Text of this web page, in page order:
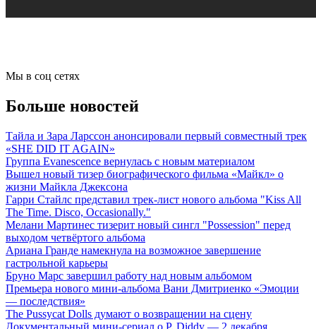
Мы в соц сетях
Больше новостей
Тайла и Зара Ларссон анонсировали первый совместный трек
«SHE DID IT AGAIN»
Группа Evanescence вернулась с новым материалом
Вышел новый тизер биографического фильма «Майкл» о
жизни Майкла Джексона
Гарри Стайлс представил трек-лист нового альбома "Kiss All
The Time. Disco, Occasionally."
Мелани Мартинес тизерит новый сингл "Possession" перед
выходом четвёртого альбома
Ариана Гранде намекнула на возможное завершение
гастрольной карьеры
Бруно Марс завершил работу над новым альбомом
Премьера нового мини-альбома Вани Дмитриенко «Эмоции
— последствия»
The Pussycat Dolls думают о возвращении на сцену
Документальный мини-сериал о P. Diddy — 2 декабря